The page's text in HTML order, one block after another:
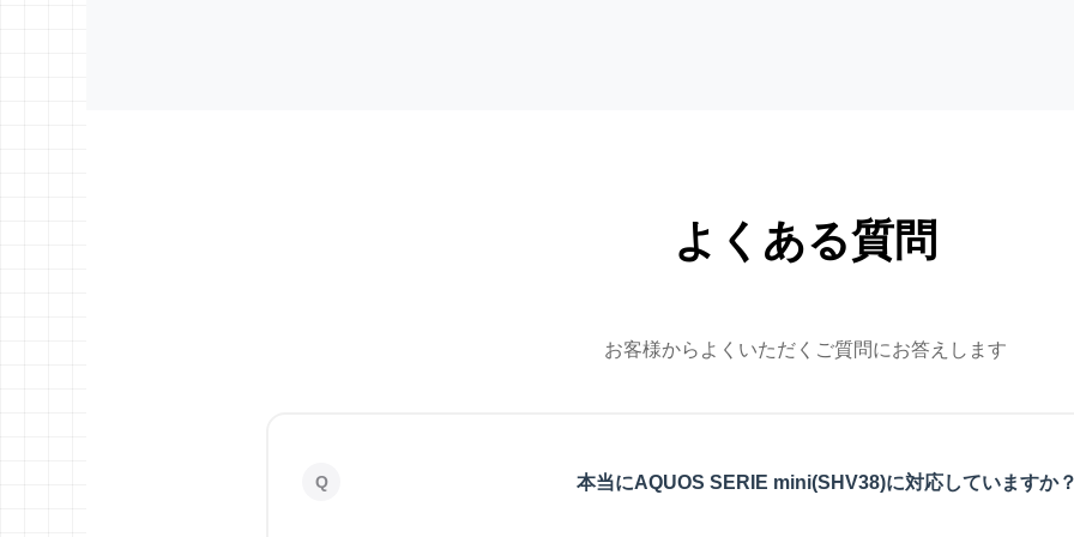
よくある質問
お客様からよくいただくご質問にお答えします
本当にAQUOS SERIE mini(SHV38)に対応していますか